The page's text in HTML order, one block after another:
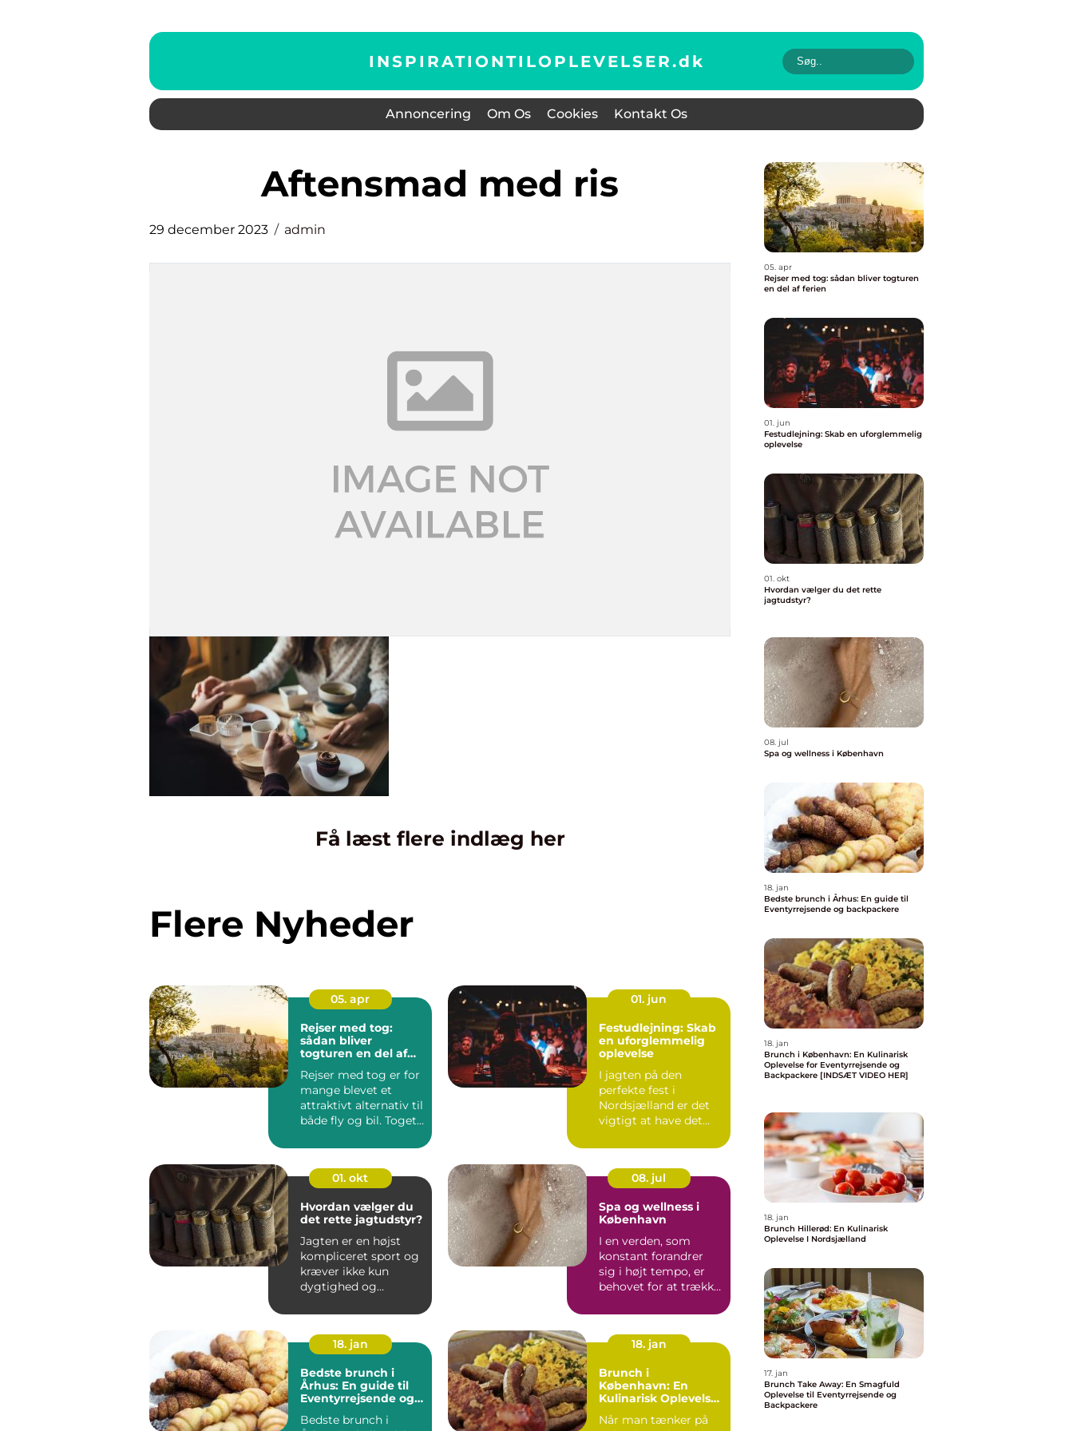
INSPIRATIONTILOPLEVELSER.dk
Annoncering Om Os Cookies Kontakt Os
aftensmad med ris
29 december 2023 admin
Få læst flere indlæg her
Flere Nyheder
05. apr
Rejser med tog:
sådan bliver
togturen en del af
Rejser med tog er for
mange blevet et
attraktivt alternativ til
både fly og bil. Toget
01. jun
Festudlejning: Skab
en uforglemmelig
oplevelse
I jagten på den
perfekte fest i
Nordsjælland er det
vigtigt at have det
01. okt
Hvordan vælger du
det rette jagtudstyr?
Jagten er en højst
kompliceret sport og
kræver ikke kun
dygtighed og
08. jul
Spa og wellness i
København
I en verden, som
konstant forandrer
sig i højt tempo, er
behovet for at trække
18. jan
Bedste brunch i
Århus: En guide til
Eventyrrejsende og
Bedste brunch i
18. jan
Brunch i
København: En
Kulinarisk Oplevelse
og Backpackere
Når man tænker på
05. apr
Rejser med tog: sådan bliver togturen
en del af ferien
01. jun
Festudlejning: Skab en uforglemmelig
oplevelse
01. okt
Hvordan vælger du det rette
jagtudstyr?
08. jul
Spa og wellness i København
18. jan
Bedste brunch i Århus: En guide til
Eventyrrejsende og backpackere
18. jan
Brunch i København: En Kulinarisk
Oplevelse for Eventyrrejsende og
Backpackere [INDSÆT VIDEO HER]
18. jan
Brunch Hillerød: En Kulinarisk
Oplevelse I Nordsjælland
17. jan
Brunch Take Away: En Smagfuld
Oplevelse til Eventyrrejsende og
Backpackere